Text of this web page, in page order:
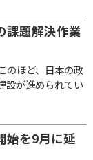
課題解決作業
のほど、日本の政
設が進められてい
始を9月に延